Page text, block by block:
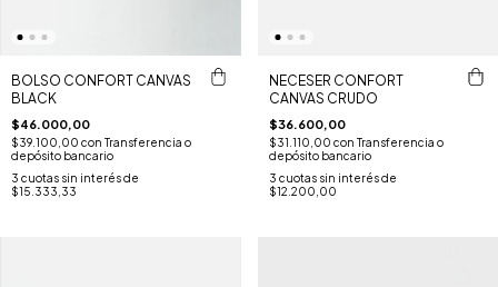
BOLSO CONFORT CANVAS
BLACK
$46.000,00
$39.100,00 con Transferencia o
depósito bancario
3 cuotas sin interés de
$15.333,33
NECESER CONFORT
CANVAS CRUDO
$36.600,00
$31.110,00 con Transferencia o
depósito bancario
3 cuotas sin interés de
$12.200,00